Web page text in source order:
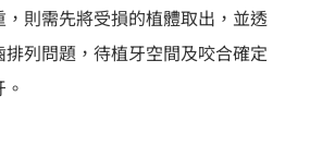
則需先將受損的植體取出，並透
列問題，待植牙空間及咬合確定